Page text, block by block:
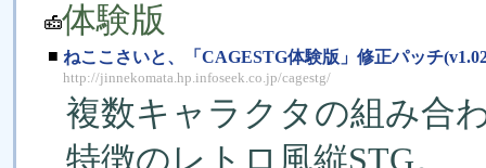
体験版
■ ねここさいと、「CAGESTG体験版」修正パッチ
http://jinnekomata.hp.infoseek.co.jp/cagestg/
複数キャラクタの組み合
特徴のレトロ風縦STG。